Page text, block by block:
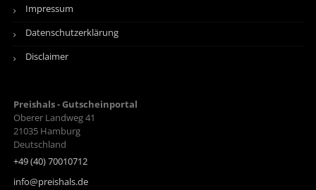
Impressum
Datenschutzerklärung
Disclaimer
Preishals - Gutscheinportal
Oberer Landweg 41
21035 Hamburg
Deutschland
+49 (40) 70010712
info@preishals.de